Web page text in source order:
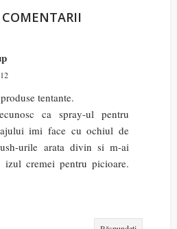
tentante.
ca spray-ul pentru
imi face cu ochiul de
urile arata divin si m-ai
izul cremei pentru picioare.